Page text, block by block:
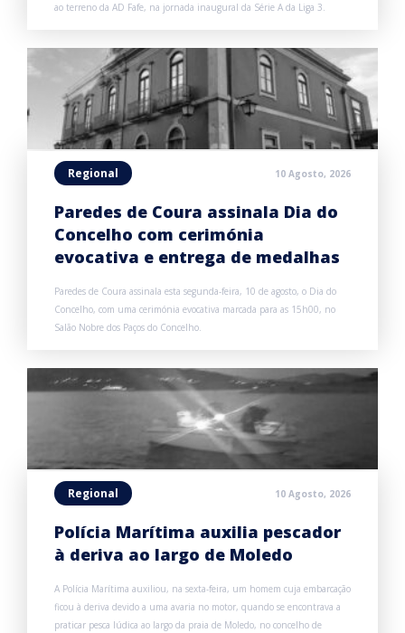
ao terreno da AD Fafe, na jornada inaugural da Série A da Liga 3.
Regional 10 Agosto, 2026
Paredes de Coura assinala Dia do
Concelho com cerimónia
evocativa e entrega de medalhas
Paredes de Coura assinala esta segunda-feira, 10 de agosto, o Dia do
Concelho, com uma cerimónia evocativa marcada para as 15h00, no
Salão Nobre dos Paços do Concelho.
Regional 10 Agosto, 2026
Polícia Marítima auxilia pescador
à deriva ao largo de Moledo
A Polícia Marítima auxiliou, na sexta-feira, um homem cuja embarcação
ficou à deriva devido a uma avaria no motor, quando se encontrava a
praticar pesca lúdica ao largo da praia de Moledo, no concelho de